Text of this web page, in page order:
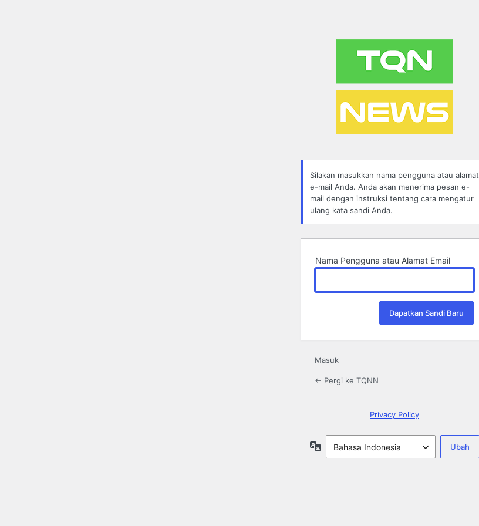
Silakan masukkan nama pengguna atau alamat
e-mail Anda. Anda akan menerima pesan e-
mail dengan instruksi tentang cara mengatur
ulang kata sandi Anda.
Nama Pengguna atau Alamat Email
Masuk
← Pergi ke TQNN
Privacy Policy
Bahasa